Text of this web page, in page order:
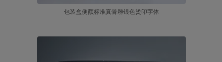
包装盒侧颜标准真骨雕银色烫印字体